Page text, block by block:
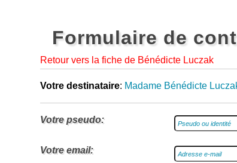
Formulaire de
Retour vers la fiche de Bénédicte Luczak
Votre destinataire: Madame Bénédicte
Votre pseudo:
Votre email: